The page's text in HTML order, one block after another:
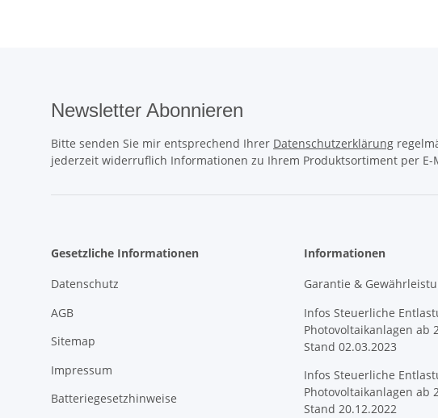
Newsletter Abonnieren
Bitte senden Sie mir entsprechend Ihrer Datenschutzerklärung
jederzeit widerruflich Informationen zu Ihrem Produktsortiment per E-
Gesetzliche Informationen
Datenschutz
AGB
Sitemap
Impressum
Batteriegesetzhinweise
Informationen
Garantie &
Infos Steuerliche
Photovoltaikanlagen ab
Stand 02.03.2023
Infos Steuerliche
Photovoltaikanlagen ab
Stand 20.12.2022